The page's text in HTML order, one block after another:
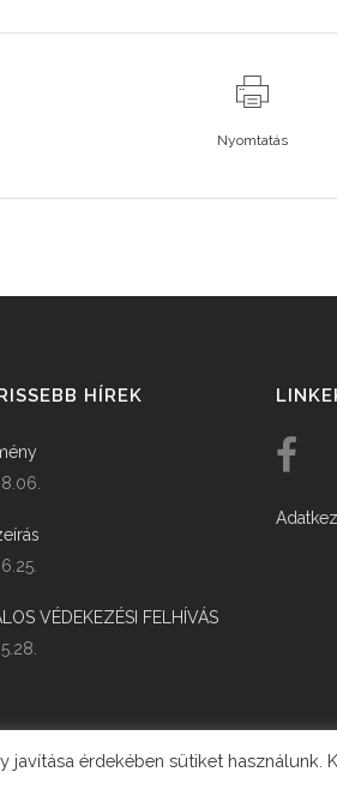
Nyomtatás
HÍREK
VÉDEKEZÉSI FELHÍVÁS
érdekében sütiket használunk.